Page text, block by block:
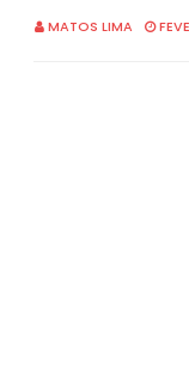
MATOS LIMA